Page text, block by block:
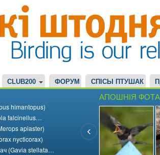
CLUB200 ФОРУМ СПІСЫ ПТУШАК
himantopus)
falcinellus…
apiaster)
nycticorax)
(Gavia stellata…
АПОШНІЯ